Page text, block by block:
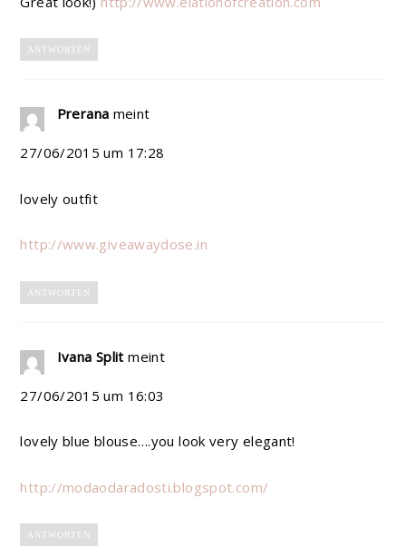
ANTWORTEN
Prerana meint
27/06/2015 um 17:28
lovely outfit
http://www.giveawaydose.in
ANTWORTEN
Ivana Split meint
27/06/2015 um 16:03
lovely blue blouse….you look very elegant!
http://modaodaradosti.blogspot.com/
ANTWORTEN